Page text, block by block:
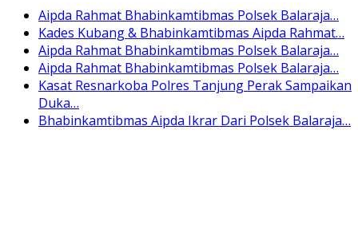
Aipda Rahmat Bhabinkamtibmas Polsek Balaraja…
Kades Kubang & Bhabinkamtibmas Aipda Rahmat…
Aipda Rahmat Bhabinkamtibmas Polsek Balaraja…
Aipda Rahmat Bhabinkamtibmas Polsek Balaraja…
Kasat Resnarkoba Polres Tanjung Perak Sampaikan
Duka…
Bhabinkamtibmas Aipda Ikrar Dari Polsek Balaraja…